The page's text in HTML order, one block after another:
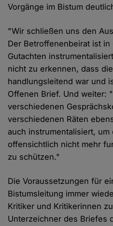
Vorgänge im Bistum
"Wir schließen uns den
Der Betroffenenbeirat ist in
Gutachten
nicht zu erkennen, dass
handlungsleitend war und
Offenen Brief. Und weiter:
verschiedenen
verschiedenen Räten
auch instrumentalisiert, um
offensichtlich nicht mehr
zu schützen."
Die Voraussetzungen für
Bistumsleitung immer
Kritiker und Kritikerinnen
Unterzeichner des Briefes